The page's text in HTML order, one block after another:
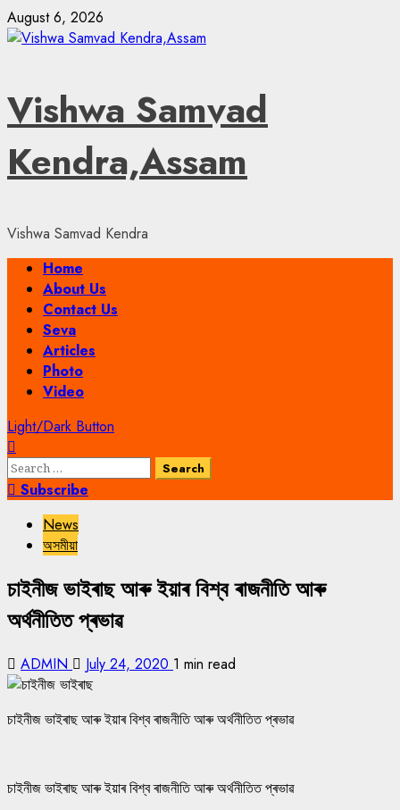
Skip
to
August 6, 2026
Vishwa Samvad
Kendra,Assam
Vishwa Samvad Kendra
Primary
Menu
Home
About Us
Contact Us
Seva
Articles
Photo
Video
Light/Dark Button
Search
for:Subscribe
News
অসমীয়া
চাইনীজ ভাইৰাছ আৰু ইয়াৰ বিশ্ব ৰাজনীতি আৰু
অৰ্থনীতিত প্ৰভাৱ
ADMIN July 24, 2020 1 min read
চাইনীজ ভাইৰাছ আৰু ইয়াৰ বিশ্ব ৰাজনীতি আৰু অৰ্থনীতিত প্ৰভাৱ
চাইনীজ ভাইৰাছ আৰু ইয়াৰ বিশ্ব ৰাজনীতি আৰু অৰ্থনীতিত প্ৰভাৱ